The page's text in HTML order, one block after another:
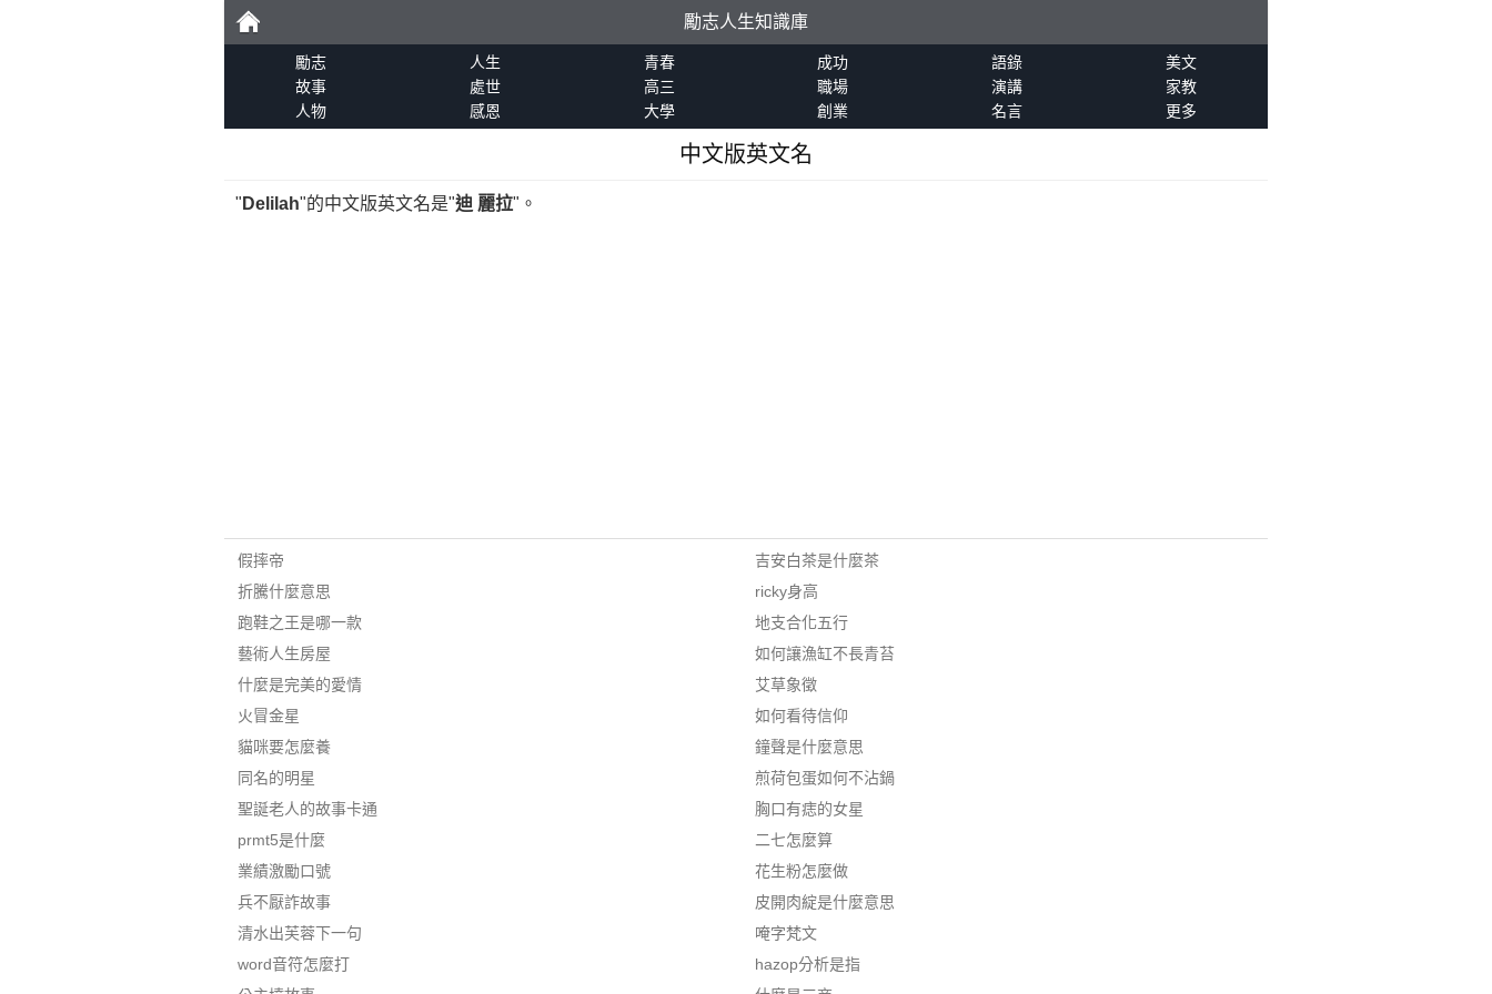
勵
勵志人生知識庫
勵志 人生 青春 成功 語錄
美文
故事
處世 高三 職場 演講
家教
人物
感恩 大學 創業 名言 更多
中文版英文名
" Delilah"的中文版英文名是"迪 麗拉"。
假摔帝
折騰什麼意思
跑鞋之王是哪一款
藝術人生房屋
什麼是完美的愛情
火冒金星
貓咪要怎麼養
同名的明星
聖誕老人的故事卡通
prmt5是什麼
業績激勵口號
兵不厭詐故事
清水出芙蓉下一句
word音符怎麼打
吉安白茶是什麼茶
ricky身高
地支合化五行
如何讓漁缸不長青苔
艾草象徵
如何看待信仰
鐘聲是什麼意思
煎荷包蛋如何不沾鍋
胸口有痣的女星
二七怎麼算
花生粉怎麼做
皮開肉綻是什麼意思
唵字梵文
hazop分析是指